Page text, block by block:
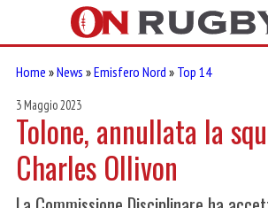
Home »News »Emisfero Nord » Top 14
3 Maggio 2023
Tolone, annullata la
Charles Ollivon